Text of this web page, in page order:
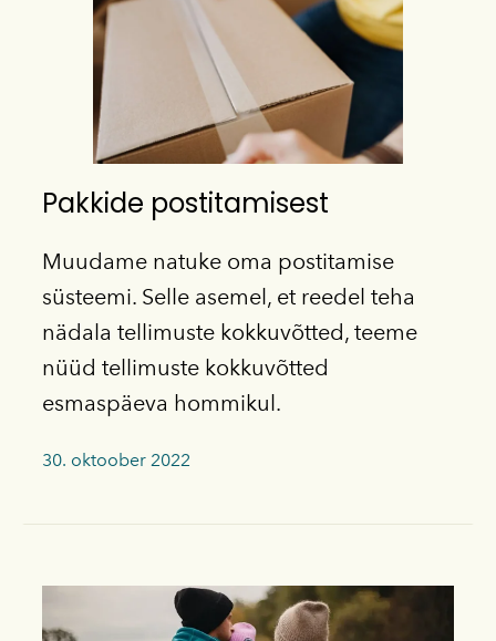
Pakkide postitamisest
Muudame natuke oma postitamise
süsteemi. Selle asemel, et reedel teha
nädala tellimuste kokkuvõtted, teeme
nüüd tellimuste kokkuvõtted
esmaspäeva hommikul.
30. oktoober 2022